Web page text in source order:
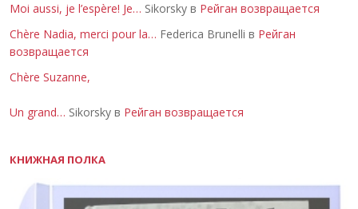
Moi aussi, je l’espère! Je… Sikorsky в Рейган возвращается
Chère Nadia, merci pour la… Federica Brunelli в Рейган
возвращается
Chère Suzanne,
Un grand… Sikorsky в Рейган возвращается
КНИЖНАЯ ПОЛКА